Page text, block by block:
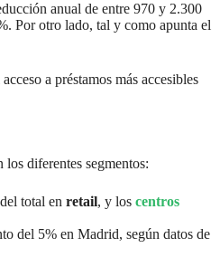
anual de entre 970 y 2.300
Por otro lado, tal y como apunta el
a préstamos más accesibles
diferentes segmentos:
total en retail, y los centros
del 5% en Madrid, según datos de